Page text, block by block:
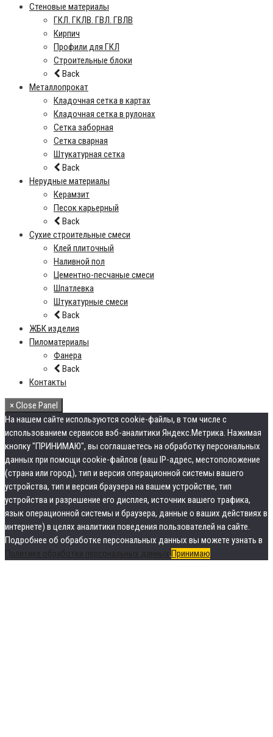
Стеновые материалы
ГКЛ. ГКЛВ. ГВЛ. ГВЛВ
Кирпич
Профили для ГКЛ
Строительные блоки
Back
Металлопрокат
Кладочная сетка в картах
Кладочная сетка в рулонах
Сетка заборная
Сетка сварная
Штукатурная сетка
Back
Нерудные материалы
Керамзит
Песок карьерный
Back
Сухие строительные смеси
Клей плиточный
Наливной пол
Цементно-песчаные смеси
Шпатлевка
Штукатурные смеси
Back
ЖБК изделия
Пиломатериалы
Фанера
Back
Контакты
× Close Panel
На нашем сайте используются cookie-файлы, в том числе с
использованием сервисов вэб-аналитики Яндекс.Метрика. Нажимая
кнопку "ПРИНИМАЮ", вы соглашаетесь на обработку персональных
данных при помощи cookie-файлов (ваш IP-адрес, местоположение
(страна или город), тип и версия операционной системы вашего
устройства, тип и версия браузера на вашем устройстве, тип
устройства и разрешение его дисплея, источник вашего трафика,
язык операционной системы и браузера, данные о ваших действиях в
интернете) в целях аналитики поведения пользователей на сайте.
Подробнее об обработке персональных данных вы можете узнать в
Политике обработки персональных данных Принимаю